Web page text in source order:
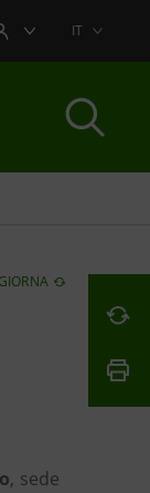
UTENTEIT
, sede